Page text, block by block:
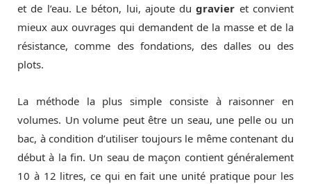
et de l’eau. Le béton, lui, ajoute dugravier et convient
mieux aux ouvrages qui demandent de la masse et de la
résistance, comme des fondations, des dalles ou des
plots.
La méthode la plus simple consiste à raisonner en
volumes. Un volume peut être un seau, une pelle ou un
bac, à condition d’utiliser toujours le même contenant du
début à la fin. Un seau de maçon contient généralement
10 à 12 litres, ce qui en fait une unité pratique pour les